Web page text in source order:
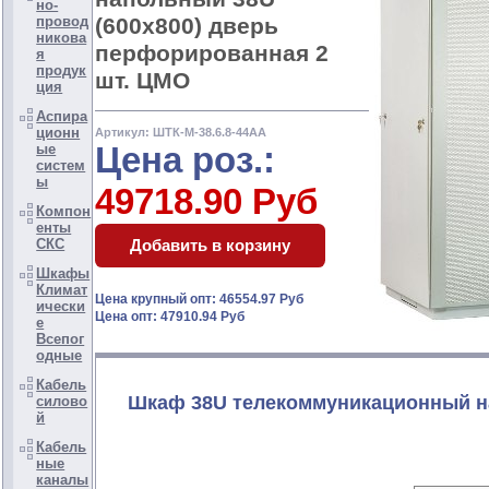
но-
провод
никова
я
продук
ция
Аспира
ционн
ые
систем
ы
Компон
енты
СКС
Шкафы
Климат
ически
е
Всепог
одные
Кабель
силово
й
Кабель
ные
каналы
(600x800) дверь
перфорированная 2
шт. ЦМО
Артикул: ШТК-М-38.6.8-44АА
Цена роз.:
49718.90 Руб
Цена крупный опт: 46554.97 Руб
Цена опт: 47910.94 Руб
Шкаф 38U телекоммуникационный